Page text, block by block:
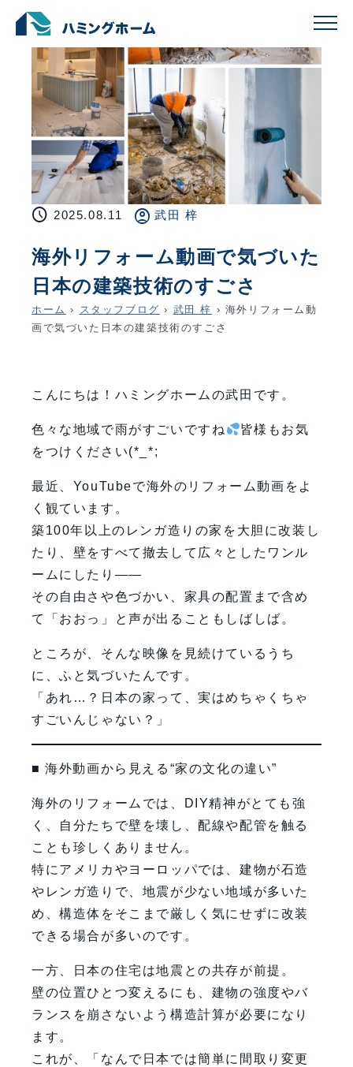
schedule 2025.08.11 account_circle 武田 梓
海外リフォーム動画で気づいた
日本の建築技術のすごさ
ホーム › スタッフブログ › 武田 梓 › 海外リフォーム動
画で気づいた日本の建築技術のすごさ
こんにちは！ハミングホームの武田です。
色々な地域で雨がすごいですね
皆様もお気
をつけください(*_*;
最近、YouTubeで海外のリフォーム動画をよ
く観ています。
築100年以上のレンガ造りの家を大胆に改装し
たり、壁をすべて撤去して広々としたワンル
ームにしたり――
その自由さや色づかい、家具の配置まで含め
て「おおっ」と声が出ることもしばしば。
ところが、そんな映像を見続けているうち
に、ふと気づいたんです。
「あれ…？日本の家って、実はめちゃくちゃ
すごいんじゃない？」
■ 海外動画から見える“家の文化の違い”
海外のリフォームでは、DIY精神がとても強
く、自分たちで壁を壊し、配線や配管を触る
ことも珍しくありません。
特にアメリカやヨーロッパでは、建物が石造
やレンガ造りで、地震が少ない地域が多いた
め、構造体をそこまで厳しく気にせずに改装
できる場合が多いのです。
一方、日本の住宅は地震との共存が前提。
壁の位置ひとつ変えるにも、建物の強度やバ
ランスを崩さないよう構造計算が必要になり
ます。
これが、「なんで日本では簡単に間取り変更